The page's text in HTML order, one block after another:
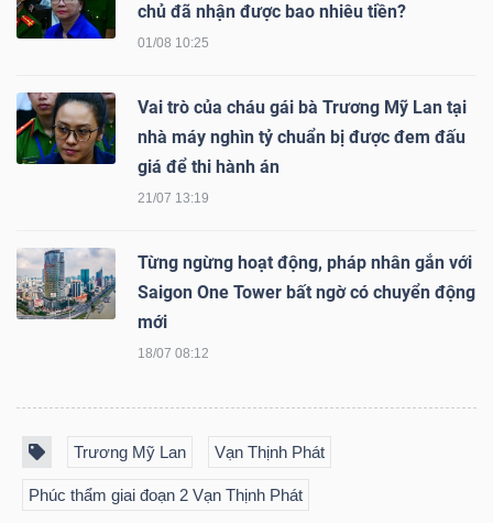
chủ đã nhận được bao nhiêu tiền?
01/08 10:25
Vai trò của cháu gái bà Trương Mỹ Lan tại
nhà máy nghìn tỷ chuẩn bị được đem đấu
giá để thi hành án
21/07 13:19
Từng ngừng hoạt động, pháp nhân gắn với
Saigon One Tower bất ngờ có chuyển động
mới
18/07 08:12
Trương Mỹ Lan Vạn Thịnh Phát
Phúc thẩm giai đoạn 2 Vạn Thịnh Phát
giả
Báo
cáo
Thuật
Dịch